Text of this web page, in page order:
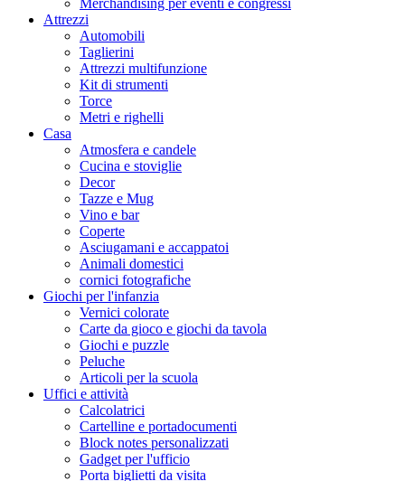
Attrezzi
Automobili
Taglierini
Attrezzi multifunzione
Kit di strumenti
Torce
Metri e righelli
Casa
Atmosfera e candele
Cucina e stoviglie
Decor
Tazze e Mug
Vino e bar
Coperte
Asciugamani e accappatoi
Animali domestici
cornici fotografiche
Giochi per l'infanzia
Vernici colorate
Carte da gioco e giochi da tavola
Giochi e puzzle
Peluche
Articoli per la scuola
Uffici e attività
Calcolatrici
Cartelline e portadocumenti
Block notes personalizzati
Gadget per l'ufficio
Porta biglietti da visita